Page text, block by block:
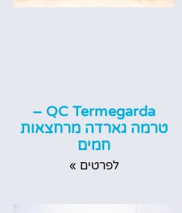
QC Termegarda –
טרמה גארדה מרחצאות
חמים
לפרטים »